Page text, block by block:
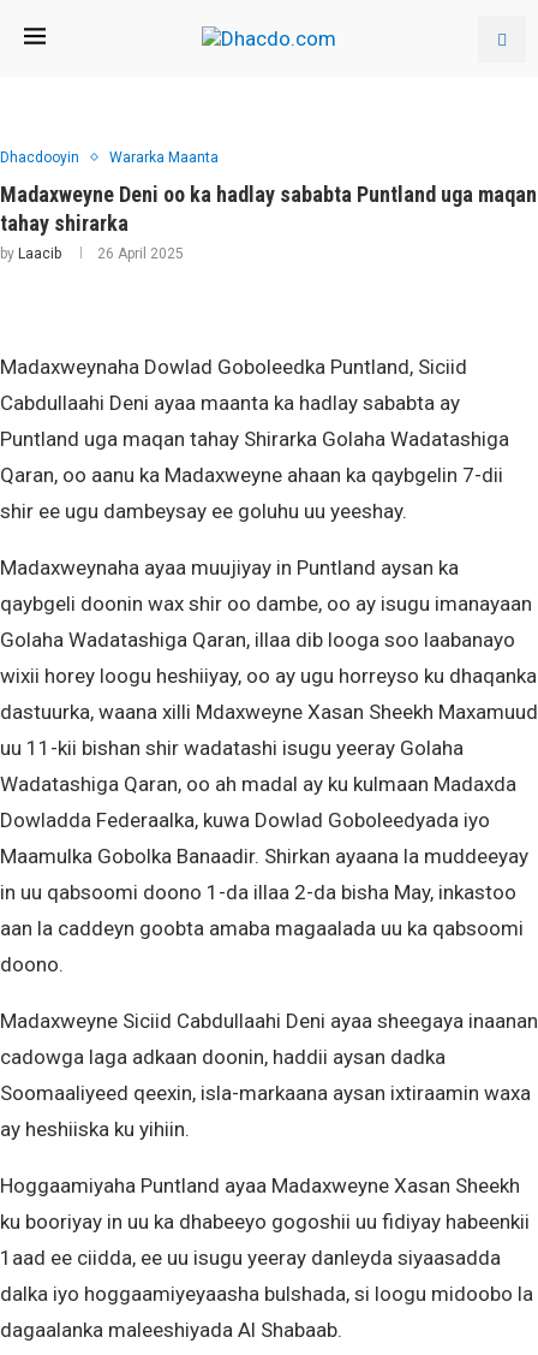
Dhacdooyin Wararka Maanta
Madaxweyne Deni oo ka hadlay sababta Puntland uga maqan
tahay shirarka
by Laacib 26 April 2025
Madaxweynaha Dowlad Goboleedka Puntland, Siciid
Cabdullaahi Deni ayaa maanta ka hadlay sababta ay
Puntland uga maqan tahay Shirarka Golaha Wadatashiga
Qaran, oo aanu ka Madaxweyne ahaan ka qaybgelin 7-dii
shir ee ugu dambeysay ee goluhu uu yeeshay.
Madaxweynaha ayaa muujiyay in Puntland aysan ka
qaybgeli doonin wax shir oo dambe, oo ay isugu imanayaan
Golaha Wadatashiga Qaran, illaa dib looga soo laabanayo
wixii horey loogu heshiiyay, oo ay ugu horreyso ku dhaqanka
dastuurka, waana xilli Mdaxweyne Xasan Sheekh Maxamuud
uu 11-kii bishan shir wadatashi isugu yeeray Golaha
Wadatashiga Qaran, oo ah madal ay ku kulmaan Madaxda
Dowladda Federaalka, kuwa Dowlad Goboleedyada iyo
Maamulka Gobolka Banaadir. Shirkan ayaana la muddeeyay
in uu qabsoomi doono 1-da illaa 2-da bisha May, inkastoo
aan la caddeyn goobta amaba magaalada uu ka qabsoomi
doono.
Madaxweyne Siciid Cabdullaahi Deni ayaa sheegaya inaanan
cadowga laga adkaan doonin, haddii aysan dadka
Soomaaliyeed qeexin, isla-markaana aysan ixtiraamin waxa
ay heshiiska ku yihiin.
Hoggaamiyaha Puntland ayaa Madaxweyne Xasan Sheekh
ku booriyay in uu ka dhabeeyo gogoshii uu fidiyay habeenkii
1aad ee ciidda, ee uu isugu yeeray danleyda siyaasadda
dalka iyo hoggaamiyeyaasha bulshada, si loogu midoobo la
dagaalanka maleeshiyada Al Shabaab.